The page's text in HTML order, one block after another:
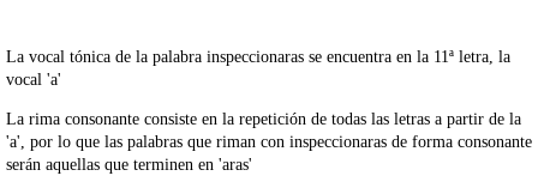
La vocal tónica de la palabra inspeccionaras se encuentra en la 11ª letra, la
vocal 'a'
La rima consonante consiste en la repetición de todas las letras a partir de la
'a', por lo que las palabras que riman con inspeccionaras de forma consonante
serán aquellas que terminen en 'aras'